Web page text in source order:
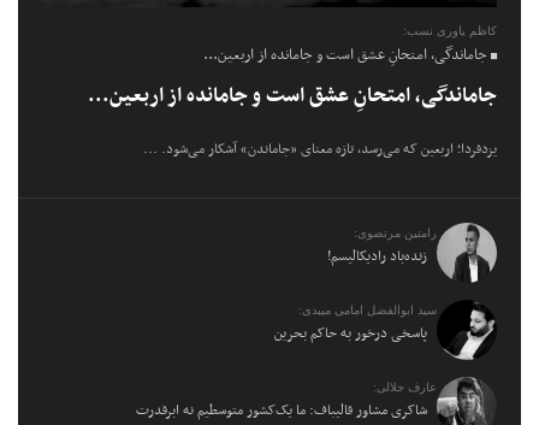
کاظم یاوری نسب:
جاماندگی، امتحانِ عشق است و جامانده از اربعین...
جاماندگی، امتحانِ عشق است و جامانده از اربعین...
یزدفردا؛ اربعین که می‌رسد، تازه معنای «جاماندن» آشکار می‌شود. ...
رامتین مرتضوی:
زنده‌باد رادیکالیسم!
سید ابوالفضل امامی میبدی:
پاسخی درخور به حاکم بحرین
عارف جلالی:
شاکری مشاور قالیباف: ما یک‌کشور متوسطیم نه ابرقدرت